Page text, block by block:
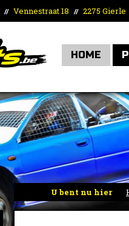
// Vennestraat 18 // 2275 Gierle
HOME
U bent nu hier